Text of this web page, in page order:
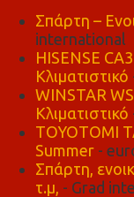
Σπάρτη –
international
HISENSE
Κλιματιστικό
WINSTAR
Κλιματιστικό
TOYOTOMI
Summer -
Σπάρτη,
τ.μ, - Grad